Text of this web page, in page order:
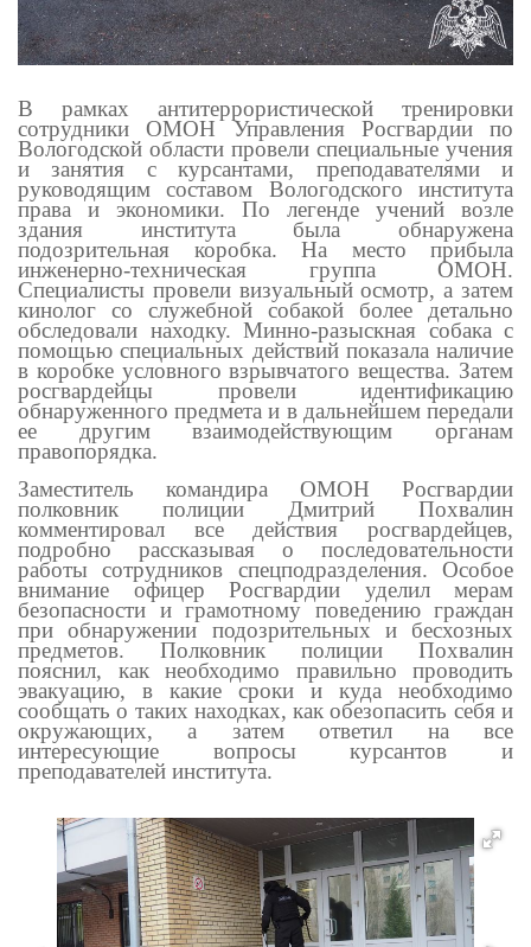
В рамках антитеррористической тренировки
сотрудники ОМОН Управления Росгвардии по
Вологодской области провели специальные учения
и занятия с курсантами, преподавателями и
руководящим составом Вологодского института
права и экономики. По легенде учений возле
здания института была обнаружена
подозрительная коробка. На место прибыла
инженерно-техническая группа ОМОН.
Специалисты провели визуальный осмотр, а затем
кинолог со служебной собакой более детально
обследовали находку. Минно-разыскная собака с
помощью специальных действий показала наличие
в коробке условного взрывчатого вещества. Затем
росгвардейцы провели идентификацию
обнаруженного предмета и в дальнейшем передали
ее другим взаимодействующим органам
правопорядка.
Заместитель командира ОМОН Росгвардии
полковник полиции Дмитрий Похвалин
комментировал все действия росгвардейцев,
подробно рассказывая о последовательности
работы сотрудников спецподразделения. Особое
внимание офицер Росгвардии уделил мерам
безопасности и грамотному поведению граждан
при обнаружении подозрительных и бесхозных
предметов. Полковник полиции Похвалин
пояснил, как необходимо правильно проводить
эвакуацию, в какие сроки и куда необходимо
сообщать о таких находках, как обезопасить себя и
окружающих, а затем ответил на все
интересующие вопросы курсантов и
преподавателей института.